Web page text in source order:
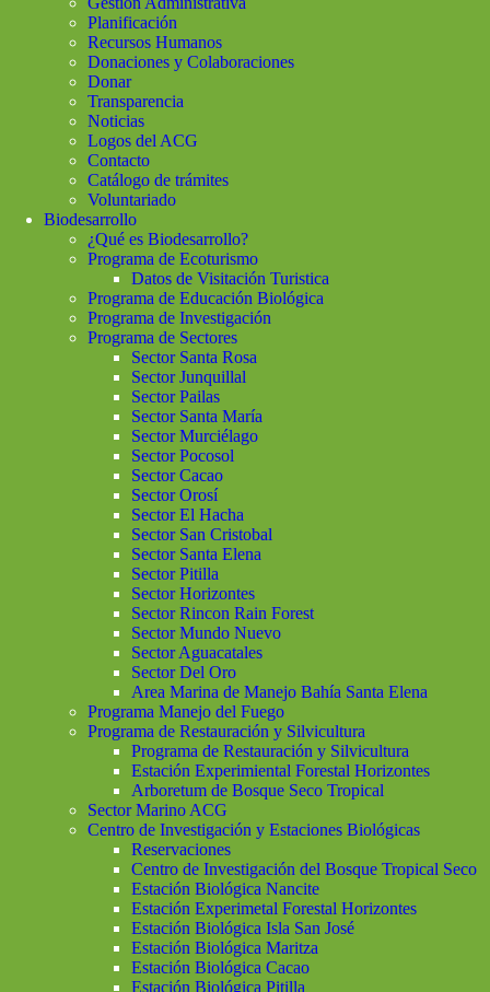
Planificación
Recursos Humanos
Donaciones y Colaboraciones
Donar
Transparencia
Noticias
Logos del ACG
Contacto
Catálogo de trámites
Voluntariado
Biodesarrollo
¿Qué es Biodesarrollo?
Programa de Ecoturismo
Datos de Visitación Turistica
Programa de Educación Biológica
Programa de Investigación
Programa de Sectores
Sector Santa Rosa
Sector Junquillal
Sector Pailas
Sector Santa María
Sector Murciélago
Sector Pocosol
Sector Cacao
Sector Orosí
Sector El Hacha
Sector San Cristobal
Sector Santa Elena
Sector Pitilla
Sector Horizontes
Sector Rincon Rain Forest
Sector Mundo Nuevo
Sector Aguacatales
Sector Del Oro
Area Marina de Manejo Bahía Santa Elena
Programa Manejo del Fuego
Programa de Restauración y Silvicultura
Programa de Restauración y Silvicultura
Estación Experimiental Forestal Horizontes
Arboretum de Bosque Seco Tropical
Sector Marino ACG
Centro de Investigación y Estaciones Biológicas
Reservaciones
Centro de Investigación del Bosque Tropical Seco
Estación Biológica Nancite
Estación Experimetal Forestal Horizontes
Estación Biológica Isla San José
Estación Biológica Maritza
Estación Biológica Cacao
Estación Biológica Pitilla